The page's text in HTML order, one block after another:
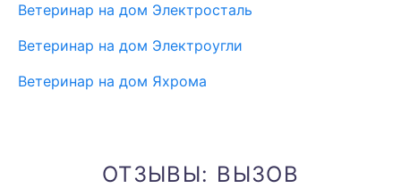
Ветеринар на дом Электросталь
Ветеринар на дом Электроугли
Ветеринар на дом Яхрома
ОТЗЫВЫ: ВЫЗОВ